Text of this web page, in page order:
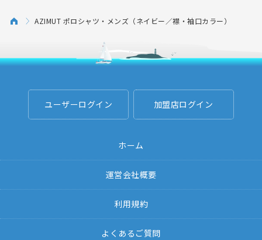
AZIMUT ポロシャツ・メンズ（ネイビー／襟・袖口カラー）
ユーザーログイン 加盟店ログイン
ホーム
運営会社概要
利用規約
よくあるご質問